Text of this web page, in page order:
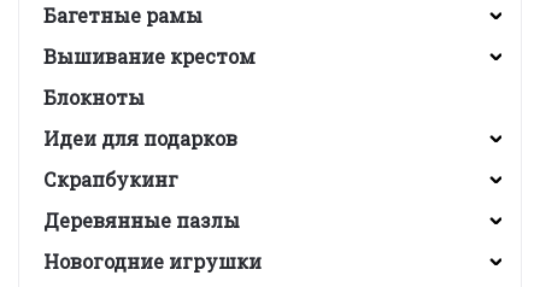
Багетные рамы
Вышивание крестом
Блокноты
Идеи для подарков
Скрапбукинг
Деревянные пазлы
Новогодние игрушки